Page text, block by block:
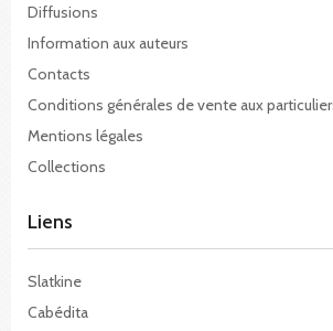
Diffusions
Information aux auteurs
Contacts
Conditions générales de vente aux
Mentions légales
Collections
Liens
Slatkine
Cabédita